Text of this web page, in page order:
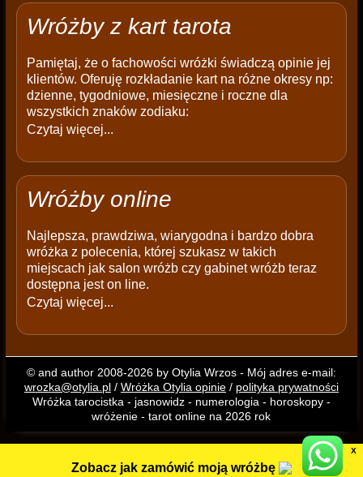
Wróżby z kart tarota
Pamiętaj, że o fachowości wróżki świadczą opinie jej
klientów. Oferuję rozkładanie kart na różne okresy np:
dzienne, tygodniowe, miesięczne i roczne dla
wszystkich znaków zodiaku:
Czytaj więcej...
Wróżby online
Najlepsza, prawdziwa, wiarygodna i bardzo dobra
wróżka z polecenia, której szukasz w takich
miejscach jak salon wróżb czy gabinet wróżb teraz
dostępna jest on line.
Czytaj więcej...
© and author 2008-2026 by Otylia Wrzos - Mój adres e-mail:
wrozka@otylia.pl/ Wróżka Otylia opinie/ polityka prywatności
Wróżka tarocistka - jasnowidz - numerologia - horoskopy -
wróżenie - tarot online na 2026 rok
X
Zobacz jak zamówić moją wróżbę